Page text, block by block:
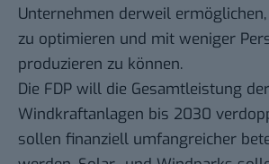
Unternehmen derweil
zu optimieren und mit weniger
produzieren zu können.
Die FDP will die Gesamtleistung
Windkraftanlagen bis 2030
sollen finanziell umfangreicher